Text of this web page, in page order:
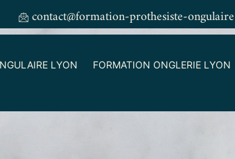
contact@formation-prothesiste-
LYON FORMATION ONGLERIE LYON